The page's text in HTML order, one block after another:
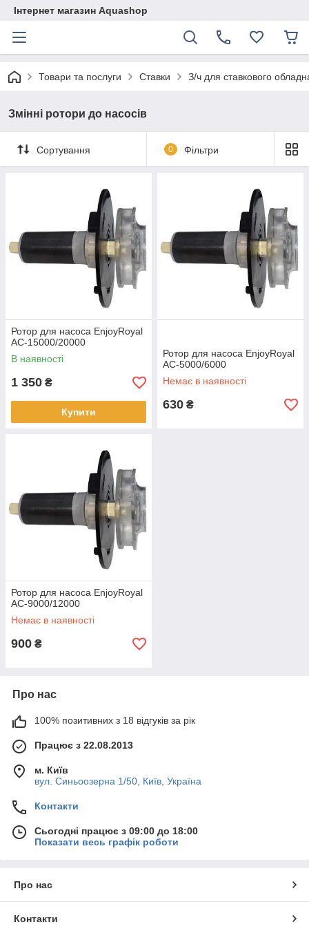
Інтернет магазин Aquashop
Товари та послуги Ставки З/ч для ставкового
Змінні ротори до насосів
Сортування 0 Фільтри
Ротор для насоса EnjoyRoyal
AC-15000/20000
В наявності
1 350 ₴
Купити
Ротор для насоса EnjoyRoyal
AC-5000/6000
Немає в наявності
630 ₴
Ротор для насоса EnjoyRoyal
AC-9000/12000
Немає в наявності
900 ₴
Про нас
100% позитивних з 18 відгуків за рік
Працює з 22.08.2013
м. Київ
вул. Синьоозерна 1/50, Київ, Україна
Контакти
Сьогодні працює з 09:00 до 18:00
Показати весь графік роботи
Про нас
Контакти